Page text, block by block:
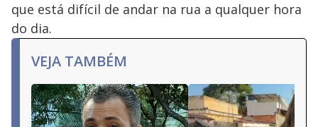
que está difícil de andar na rua a qualquer hora
do dia.
VEJA TAMBÉM